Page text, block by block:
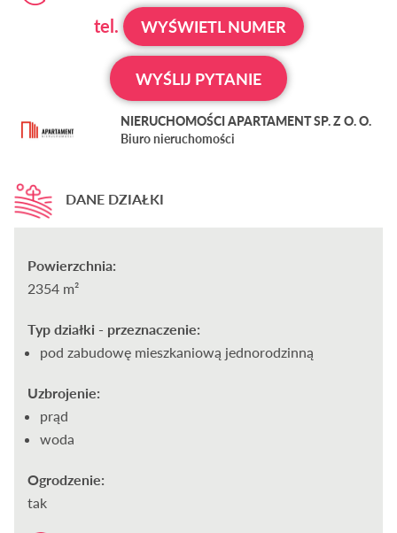
tel.
WYŚWIETL NUMER
WYŚLIJ PYTANIE
NIERUCHOMOŚCI APARTAMENT SP. Z O. O.
Biuro nieruchomości
DANE DZIAŁKI
Powierzchnia:
2354 m²
Typ działki - przeznaczenie:
pod zabudowę mieszkaniową jednorodzinną
Uzbrojenie:
prąd
woda
Ogrodzenie:
tak